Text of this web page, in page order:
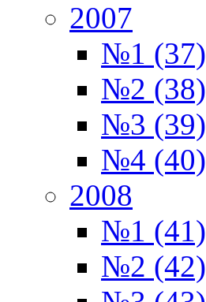
2007
№1 (37)
№2 (38)
№3 (39)
№4 (40)
2008
№1 (41)
№2 (42)